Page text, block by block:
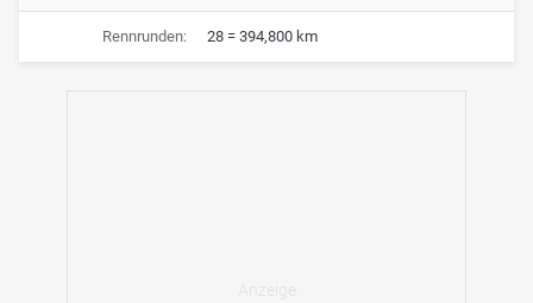
Rennrunden: 28 = 394,800 km